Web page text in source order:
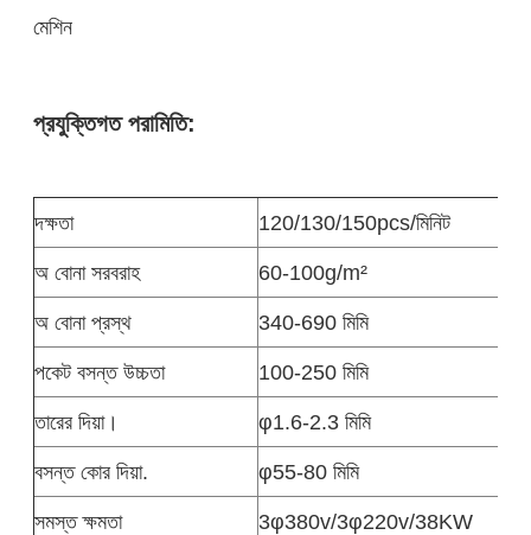
মেশিন
প্রযুক্তিগত পরামিতি:
দক্ষতা
120/130/150pcs/মিনিট
অ বোনা সরবরাহ
60-100g/m²
অ বোনা প্রস্থ
340-690 মিমি
পকেট বসন্ত উচ্চতা
100-250 মিমি
তারের দিয়া।
φ1.6-2.3 মিমি
বসন্ত কোর দিয়া.
φ55-80 মিমি
সমস্ত ক্ষমতা
3φ380v/3φ220v/38KW